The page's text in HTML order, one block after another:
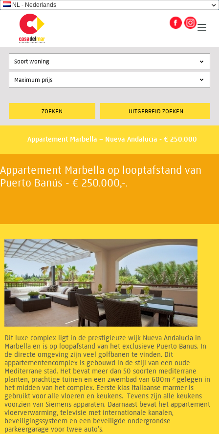
NL - Nederlands
UITGEBREID ZOEKEN
Soort woning
Appartement Marbella – Nueva Andalucia - € 250.000
Appartement Marbella op looptafstand van
Puerto Banús - € 250.000,-.
Dit luxe complex ligt in de prestigieuze wijk Nueva Andalucia in
Marbella en is op loopafstand van het exclusieve Puerto Banus. In
de directe omgeving zijn veel golfbanen te vinden. Dit
appartementencomplex is gebouwd in de stijl van een oude
Mediterrane stad. Het bevat meer dan 50 soorten mediterrane
planten, prachtige tuinen en een zwembad van 600m ² gelegen in
het midden van het complex. Eerste klas Italiaanse marmer is
gebruikt voor alle vloeren en keukens. Tevens zijn alle keukens
voorzien van Siemens apparaten. Daarnaast bevat het appartement
vloerverwarming, televisie met internationale kanalen,
beveiligingssysteem en een beveiligde ondergrondse
parkeergarage voor twee auto’s.